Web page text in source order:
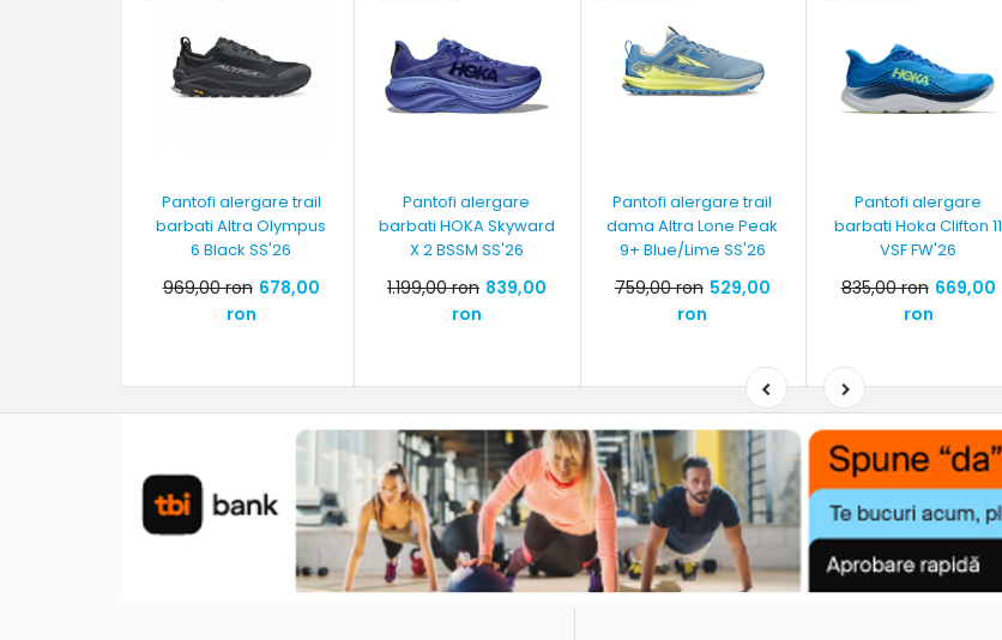
Pantofi alergare trail
barbati Altra Olympus
6 Black SS'26
969,00 ron 678,00
ron
Pantofi alergare
barbati HOKA Skyward
X 2 BSSM SS'26
1.199,00 ron 839,00
ron
Pantofi alergare trail
dama Altra Lone Peak
9+ Blue/Lime SS'26
759,00 ron 529,00
ron
Pantofi alergare
barbati Hoka Clifton 11
VSF FW'26
835,00 ron 669,00
ron